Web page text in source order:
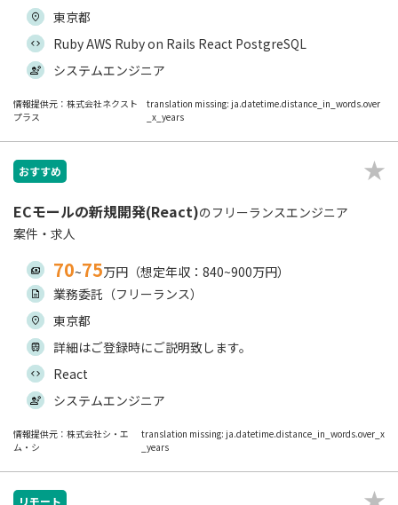
東京都
Ruby AWS Ruby on Rails React PostgreSQL
システムエンジニア
情報提供元：株式会社ネクスト
プラス
translation missing: ja.datetime.distance_in_words.over
_x_years
おすすめ
ECモールの新規開発(React)のフリーランスエンジニア
案件・求人
70~75万円（想定年収：840~900万円）
業務委託（フリーランス）
東京都
詳細はご登録時にご説明致します。
React
システムエンジニア
情報提供元：株式会社シ・エ
ム・シ
translation missing: ja.datetime.distance_in_words.over_x
_years
リモート